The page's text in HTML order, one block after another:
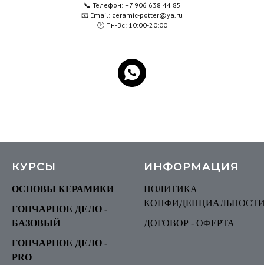
📞 Телефон: +7 906 638 44 85
📧 Email: ceramic-potter@ya.ru
🕐 Пн-Вс: 10:00-20:00
КУРСЫ
ОСНОВЫ КЕРАМИКИ
ГОНЧАРНОЕ ДЕЛО -
БАЗОВЫЙ
ГОНЧАРНОЕ ДЕЛО -
PRO
ИНФОРМАЦИЯ
ПОЛИТИКА
ДОГОВОР - ОФЕРТА